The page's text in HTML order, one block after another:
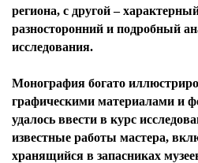
региона, с другой –
разносторонний и подробный
исследования.
Монография богато
графическими материалами и
удалось ввести в курс
известные работы мастера,
хранящийся в запасниках